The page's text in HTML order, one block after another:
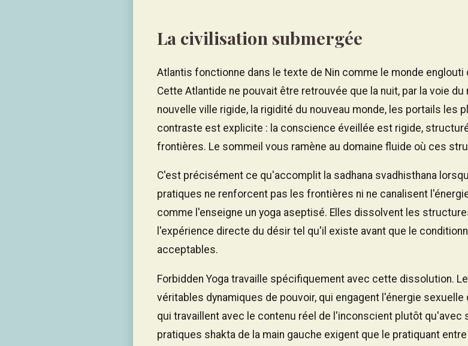
La civilisation submergée
Atlantis fonctionne dans le texte de Nin comme le monde
Cette Atlantide ne pouvait être retrouvée que la nuit, par la voie
nouvelle ville rigide, la rigidité du nouveau monde, les portails les
contraste est explicite : la conscience éveillée est rigide,
frontières. Le sommeil vous ramène au domaine fluide où ces
C'est précisément ce qu'accomplit la sadhana svadhisthana
pratiques ne renforcent pas les frontières ni ne canalisent
comme l'enseigne un yoga aseptisé. Elles dissolvent les
l'expérience directe du désir tel qu'il existe avant que le
acceptables.
Forbidden Yoga travaille spécifiquement avec cette dissolution.
véritables dynamiques de pouvoir, qui engagent l'énergie
qui travaillent avec le contenu réel de l'inconscient plutôt
pratiques shakta de la main gauche exigent que le pratiquant